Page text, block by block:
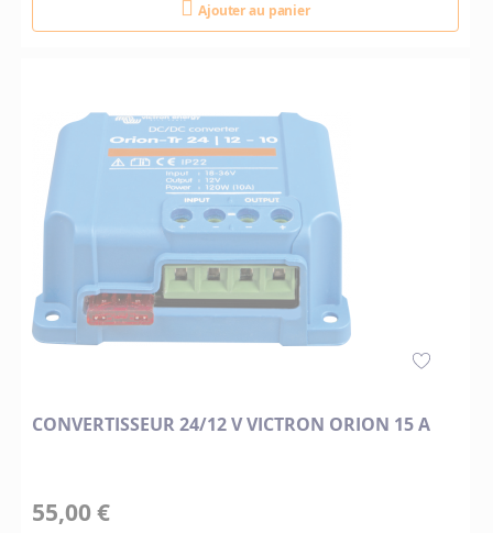
Ajouter au panier
CONVERTISSEUR 24/12 V VICTRON ORION 15 A
55,00 €